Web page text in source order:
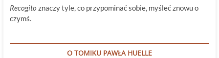
Recogito znaczy tyle, co przypominać sobie, myśleć znowu o
czymś.
O TOMIKU PAWŁA HUELLE